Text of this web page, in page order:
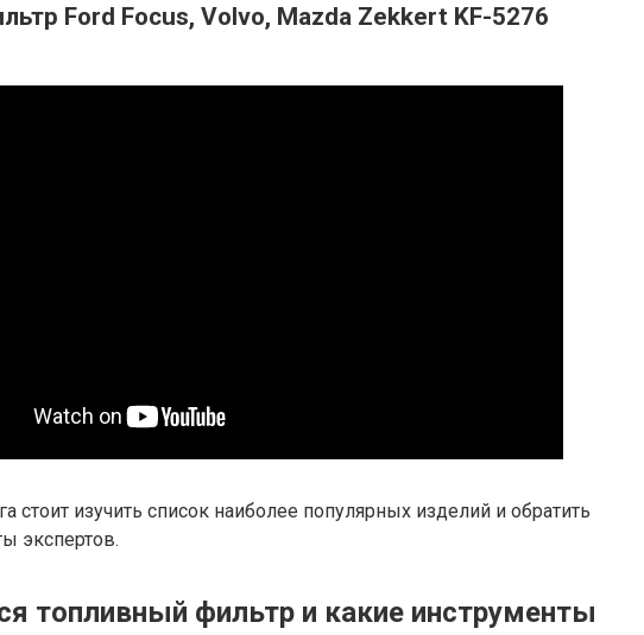
Ford Focus, Volvo, Mazda Zekkert KF-5276
стоит изучить список наиболее популярных изделий и обратить
экспертов.
топливный фильтр и какие инструменты